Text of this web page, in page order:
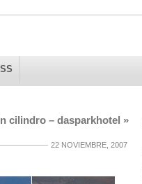
cilindro – dasparkhotel »
22 NOVIEMBRE, 2007